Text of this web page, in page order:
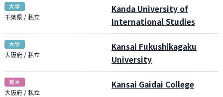
千葉県 / 私立
Kanda University of
International Studies
大阪府 / 私立
Kansai Fukushikagaku
University
大阪府 / 私立
Kansai Gaidai College